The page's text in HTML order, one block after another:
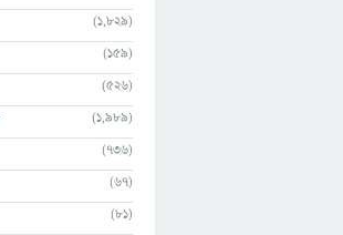
(1,829)
(159)
(526)
(1,989)
(736)
(67)
(81)